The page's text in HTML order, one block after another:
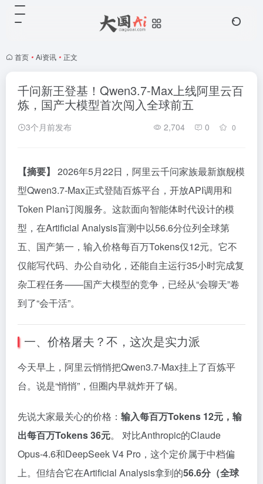
首页 • Ai资讯 • 正文
千问新王登基！Qwen3.7-Max上线阿里云百
炼，国产大模型首次闯入全球前五
3个月前发布 2,704 0 0
【摘要】 2026年5月22日，阿里云千问家族最新旗舰模
型Qwen3.7-Max正式登陆百炼平台，开放API调用和
Token Plan订阅服务。这款面向智能体时代设计的模
型，在Artificial Analysis盲测中以56.6分位列全球第
五、国产第一，输入价格每百万Tokens仅12元。它不
仅能写代码、办公自动化，还能自主运行35小时完成复
杂工程任务——国产大模型的竞争，已经从“会聊天”卷
到了“会干活”。
一、价格屠夫？不，这次是实力派
今天早上，阿里云悄悄把Qwen3.7-Max挂上了百炼平
台。说是“悄悄”，但圈内早就炸开了锅。
先说大家最关心的价格： 输入每百万Tokens 12元，输
出每百万Tokens 36元。 对比Anthropic的Claude
Opus-4.6和DeepSeek V4 Pro，这个定价属于中档偏
上。但结合它在Artificial Analysis拿到的56.6分（全球